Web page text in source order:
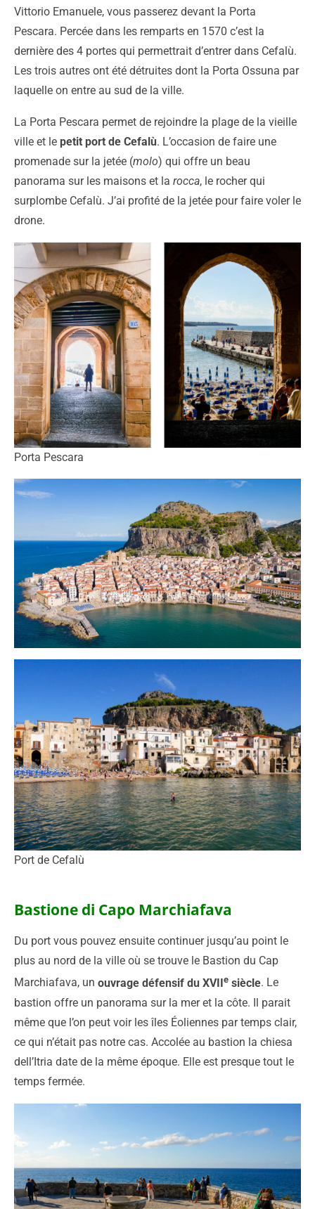
Vittorio Emanuele, vous passerez devant la Porta
Pescara. Percée dans les remparts en 1570 c’est la
dernière des 4 portes qui permettrait d’entrer dans Cefalù.
Les trois autres ont été détruites dont la Porta Ossuna par
laquelle on entre au sud de la ville.
La Porta Pescara permet de rejoindre la plage de la vieille
ville et le petit port de Cefalù. L’occasion de faire une
promenade sur la jetée (molo) qui offre un beau
panorama sur les maisons et la rocca, le rocher qui
surplombe Cefalù. J’ai profité de la jetée pour faire voler le
drone.
Porta Pescara
Port de Cefalù
Bastione di Capo Marchiafava
Du port vous pouvez ensuite continuer jusqu’au point le
plus au nord de la ville où se trouve le Bastion du Cap
Marchiafava, un ouvrage défensif du XVIIe siècle. Le
bastion offre un panorama sur la mer et la côte. Il parait
même que l’on peut voir les îles Éoliennes par temps clair,
ce qui n’était pas notre cas. Accolée au bastion la chiesa
dell’Itria date de la même époque. Elle est presque tout le
temps fermée.